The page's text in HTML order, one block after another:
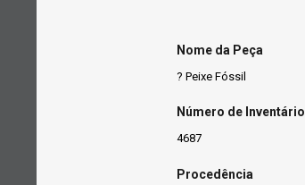
Nome da Peça
? Peixe Fóssil
Número de Inventário
4687
Procedência